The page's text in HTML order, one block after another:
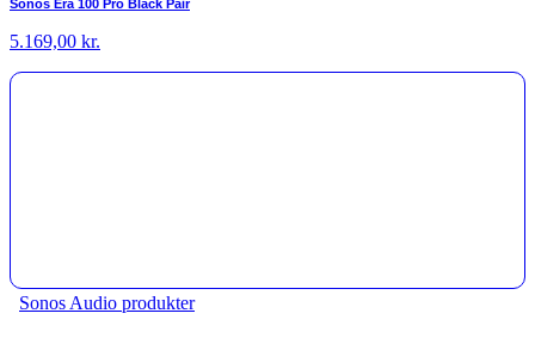
Sonos Era 100 Pro Black Pair
5.169,00 kr.
Sonos Audio produkter